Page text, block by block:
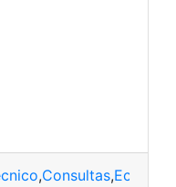
,Consultas,Ecuador